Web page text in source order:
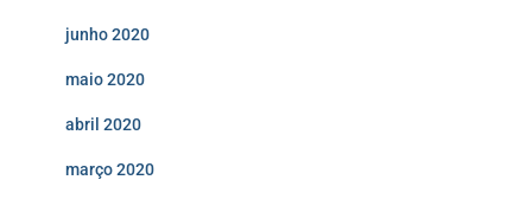
junho 2020
maio 2020
abril 2020
março 2020